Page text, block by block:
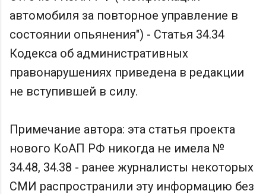
автомобиля за повторное управление в
состоянии опьянения") - Статья 34.34
Кодекса об административных
правонарушениях приведена в редакции
не вступившей в силу.
Примечание автора: эта статья проекта
нового КоАП РФ никогда не имела №
34.48, 34.38 - ранее журналисты некоторых
СМИ распространили эту информацию без